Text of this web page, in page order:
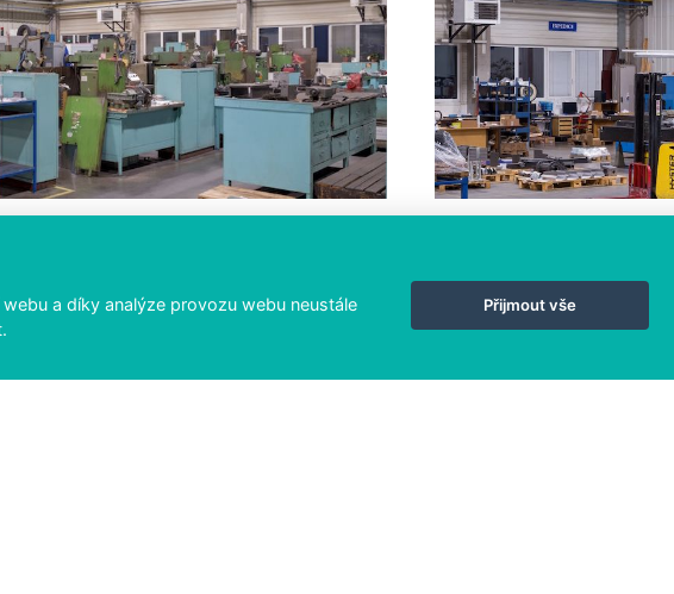
Služby
SOLAR
Střechy
a díky analýze provozu webu neustále
Přijmout vše